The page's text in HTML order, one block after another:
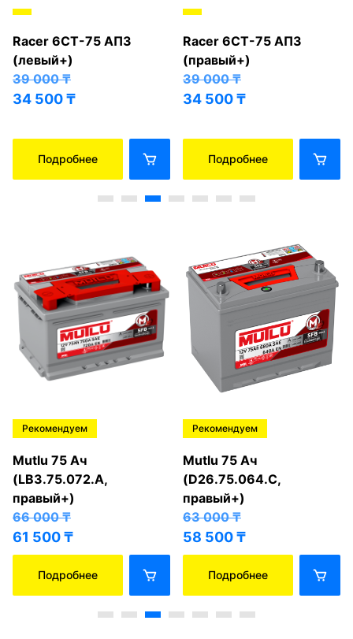
Racer 6СТ-75 АПЗ
(левый+)
39 000₸
34 500₸
Подробнее
Racer 6СТ-75 АПЗ
(правый+)
39 000₸
34 500₸
Подробнее
Рекомендуем
Mutlu 75 Ач
(LB3.75.072.A,
правый+)
66 000₸
61 500₸
Подробнее
Рекомендуем
Mutlu 75 Ач
(D26.75.064.C,
правый+)
63 000₸
58 500₸
Подробнее